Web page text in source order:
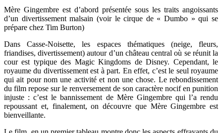
Mère Gingembre est d’abord présentée sous les traits angoissants
d’un divertissement malsain (voir le cirque de « Dumbo » qui se
prépare chez Tim Burton)
Dans Casse-Noisette, les espaces thématiques (neige, fleurs,
friandises, divertissement) autour d’un château central où se réunit la
cour est typique des Magic Kingdoms de Disney. Cependant, le
royaume du divertissement est à part. En effet, c’est le seul royaume
qui ait pour nom une activité et non une chose. Le rebondissement
du film repose sur le renversement de son caractère nocif en punition
injuste : c’est le bannissement de Mère Gingembre qui l’a rendu
repoussant et, finalement, on découvre que Mère Gingembre est
bienveillante.